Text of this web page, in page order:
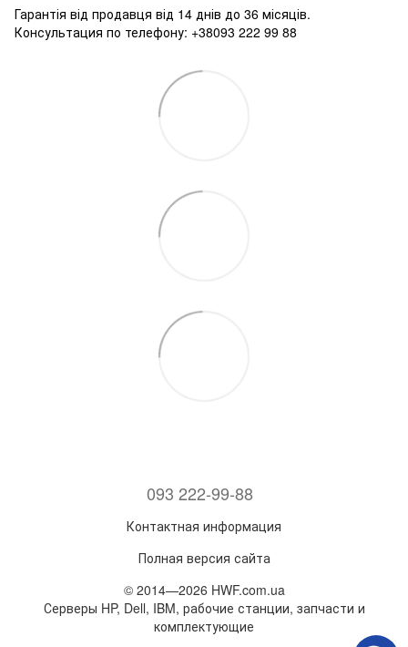
Гарантія від продавця від 14 днів до 36 місяців.
Консультация по телефону: +38093 222 99 88
093 222-99-88
Контактная информация
Полная версия сайта
© 2014—2026 HWF.com.ua
Серверы HP, Dell, IBM, рабочие станции, запчасти и
комплектующие